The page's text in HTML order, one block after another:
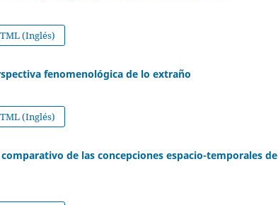
(Inglés)
fenomenológica de lo extraño
(Inglés)
de las concepciones espacio-temporales de